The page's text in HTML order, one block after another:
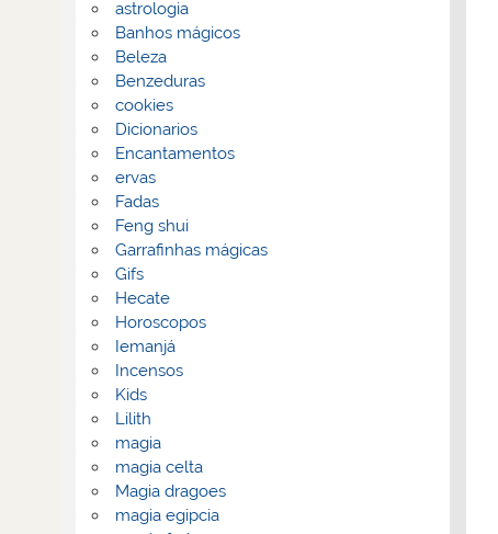
astrologia
Banhos mágicos
Beleza
Benzeduras
cookies
Dicionarios
Encantamentos
ervas
Fadas
Feng shui
Garrafinhas mágicas
Gifs
Hecate
Horoscopos
Iemanjá
Incensos
Kids
Lilith
magia
magia celta
Magia dragoes
magia egipcia